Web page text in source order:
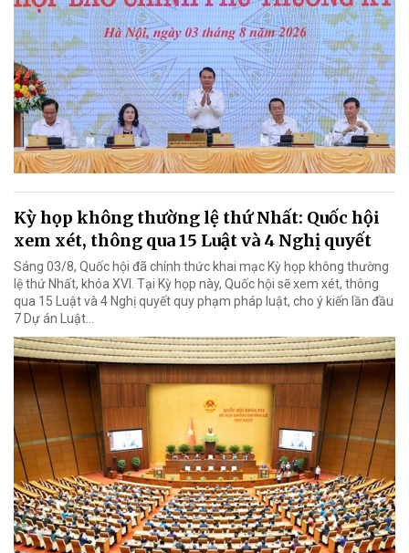
Kỳ họp không thường lệ thứ Nhất: Quốc hội
xem xét, thông qua 15 Luật và 4 Nghị quyết
Sáng 03/8, Quốc hội đã chính thức khai mạc Kỳ họp không thường
lệ thứ Nhất, khóa XVI. Tại Kỳ họp này, Quốc hội sẽ xem xét, thông
qua 15 Luật và 4 Nghị quyết quy phạm pháp luật, cho ý kiến lần đầu
7 Dự án Luật…